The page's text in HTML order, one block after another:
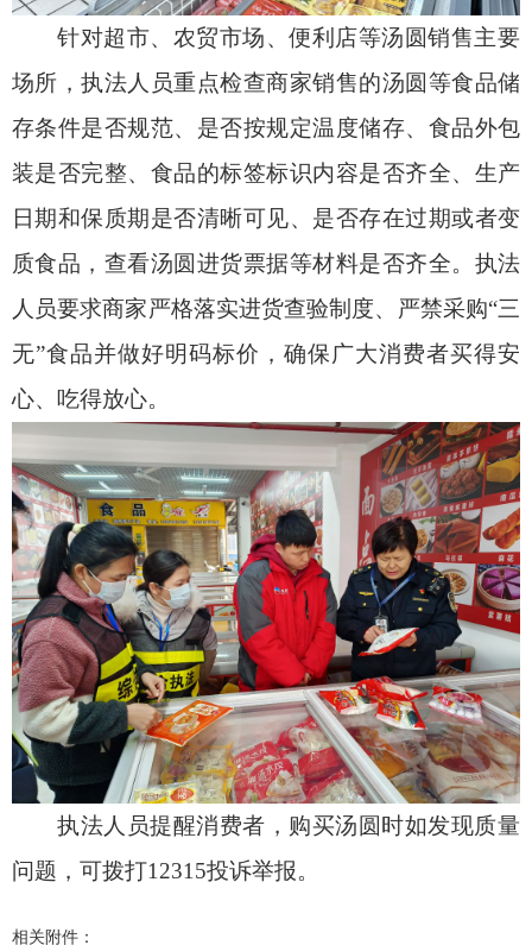
针对超市、农贸市场、便利店等汤圆销售主要
场所，执法人员重点检查商家销售的汤圆等食品储
存条件是否规范、是否按规定温度储存、食品外包
装是否完整、食品的标签标识内容是否齐全、生产
日期和保质期是否清晰可见、是否存在过期或者变
质食品，查看汤圆进货票据等材料是否齐全。执法
人员要求商家严格落实进货查验制度、严禁采购“三
无”食品并做好明码标价，确保广大消费者买得安
心、吃得放心。
执法人员提醒消费者，购买汤圆时如发现质量
问题，可拨打12315投诉举报。
相关附件：